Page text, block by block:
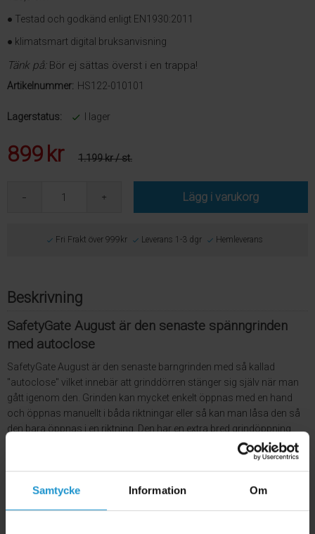
Samtycke Information Om
● Testad och godkänd enligt EN1930:2011
● klimatsmart digital bruksanvisning
Tänk på:Bör ej sättas överst i en trappa!
Artikelnummer: HS122-010101
Lagerstatus: I lager
899 kr 1.199 kr/ st.
Lägg i varukorg
Fri Frakt över 999kr Leverans 1-3 dgr Hemleverans
Beskrivning
SafetyGate August är den senaste spänngrinden
med autoclose
SafetyGate August är den senaste barngrinden med så kallad
"autoclose" vilket innebär att grinddörren stänger sig själv när man
gått igenom den. Grinden kan mycket enkelt öppnas med en hand
och öppnas manuellt i båda riktningar eller så kan man låsa den så
den bara öppnas i en riktning. Den har en extra bred grindöppning
som är lätt att passera med en lyslist på tröskeln som gör att man
ser grinden och undviker att snubbla på den när det är mörkt. Den
har den senaste 2-stegs låskonstruktionen med en indikator som
visar att den är ordentligt låst samt är mycket säker och stabil.
Monteringen av SafetyGate August är mycket enkel eftersom den